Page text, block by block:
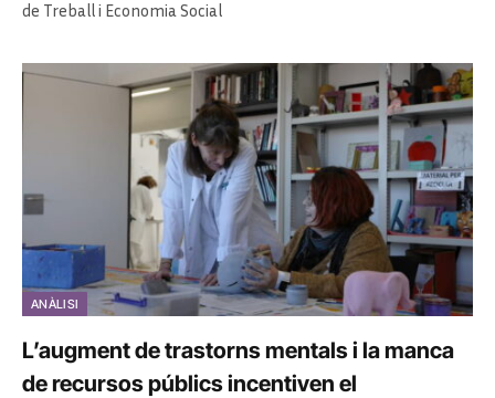
de Treball i Economia Social
ANÀLISI
L’augment de trastorns mentals i la manca
de recursos públics incentiven el